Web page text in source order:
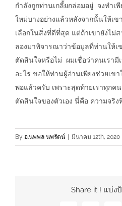
กำลังถูกท่านเกลี้ยกล่อมอยู่ จงทำเ
ใหม่บางอย่างแล้วหลังจากนั้นให้เข
เลือกในสิ่งที่ดีที่สุด แต่ถ้าเขายังไม่
ลองมาพิจารณาว่าข้อมูลที่ท่านให้เ
ตัดสินใจหรือไม่ ผมเชื่อว่าคนเรามี
อะไร ขอให้ท่านผู้อ่านเพียงช่วยเข
พอแล้วครับ เพราะสุดท้ายเราทุกค
ตัดสินใจของตัวเอง นี่คือ ความจริง
By อ.นพพล นพรัตน์ | มีนาคม 12th, 2020
Share it ! แบ่ง